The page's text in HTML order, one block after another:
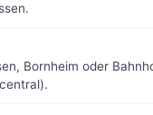
Bornheim oder